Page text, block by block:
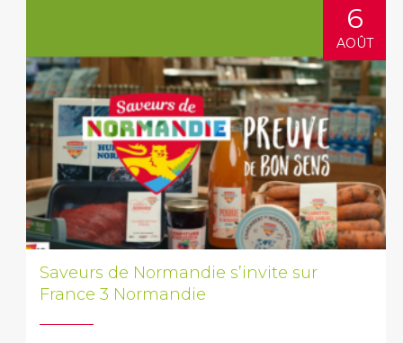
6
AOÛT
Saveurs de Normandie s’invite sur
France 3 Normandie